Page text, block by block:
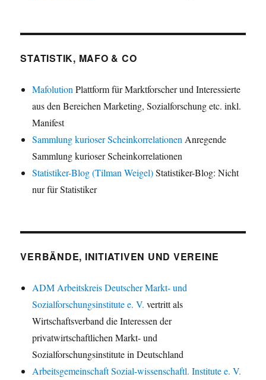
STATISTIK, MAFO & CO
Mafolution Plattform für Marktforscher und Interessierte
aus den Bereichen Marketing, Sozialforschung etc. inkl.
Manifest
Sammlung kurioser Scheinkorrelationen Anregende
Sammlung kurioser Scheinkorrelationen
Statistiker-Blog (Tilman Weigel)Statistiker-Blog: Nicht
nur für Statistiker
VERBÄNDE, INITIATIVEN UND VEREINE
ADM Arbeitskreis Deutscher Markt- und
Sozialforschungsinstitute e. V. vertritt als
Wirtschaftsverband die Interessen der
privatwirtschaftlichen Markt- und
Sozialforschungsinstitute in Deutschland
Arbeitsgemeinschaft Sozial-wissenschaftl. Institute e. V.